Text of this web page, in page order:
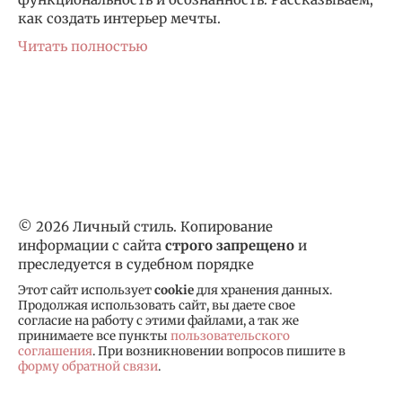
как создать интерьер мечты.
Читать полностью
© 2026 Личный стиль. Копирование
информации с сайта строго запрещено и
преследуется в судебном порядке
Этот сайт используетcookieдля хранения данных.
Продолжая использовать сайт, вы даете свое
согласие на работу с этими файлами, а так же
принимаете все пункты пользовательского
соглашения. При возникновении вопросов пишите в
форму обратной связи.